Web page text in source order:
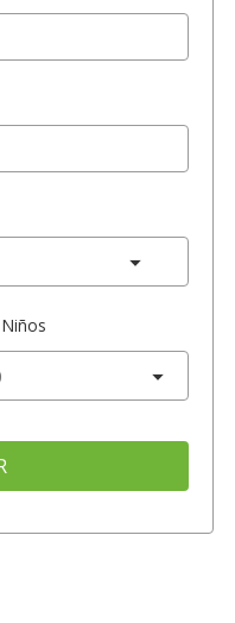
Niños